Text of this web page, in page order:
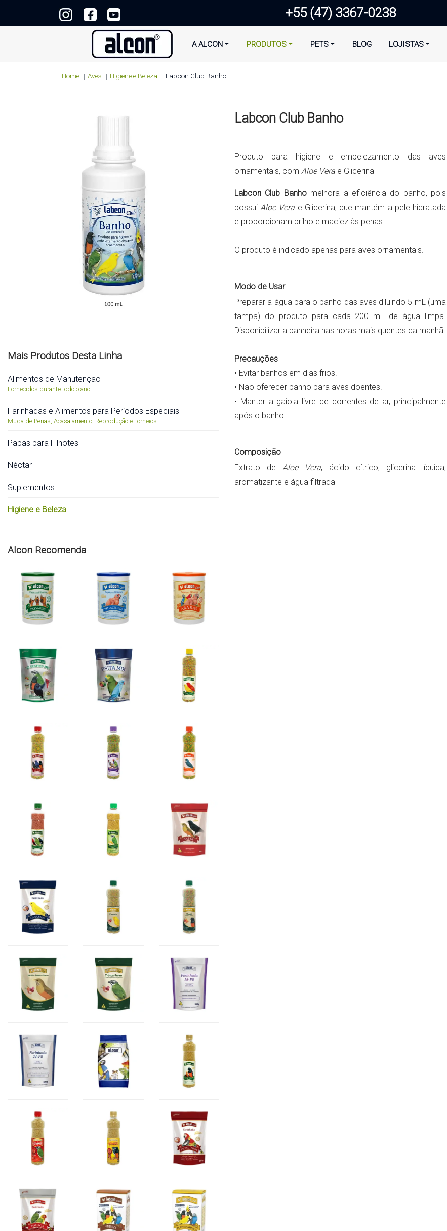
+55 (47) 3367-0238
A ALCON PRODUTOS PETS BLOG LOJISTAS
Home Aves Higiene e Beleza Labcon Club Banho
Mais Produtos Desta Linha
Alimentos de Manutenção
Fornecidos durante todo o ano
Farinhadas e Alimentos para Períodos Especiais
Muda de Penas, Acasalamento, Reprodução e Torneios
Papas para Filhotes
Néctar
Suplementos
Higiene e Beleza
Alcon Recomenda
Labcon Club Banho
Produto para higiene e embelezamento das aves
ornamentais, com Aloe Vera e Glicerina
Labcon Club Banhomelhora a eficiência do banho, pois
possuiAloe Vera e Glicerina, que mantém a pele hidratada
e proporcionam brilho e maciez às penas.
O produto é indicado apenas para aves ornamentais.
Modo de Usar
Preparar a água para o banho das aves diluindo 5 mL (uma
tampa) do produto para cada 200 mL de água limpa.
Disponibilizar a banheira nas horas mais quentes da manhã.
Precauções
• Evitar banhos em dias frios.
• Não oferecer banho para aves doentes.
• Manter a gaiola livre de correntes de ar, principalmente
após o banho.
Composição
Extrato de Aloe Vera, ácido cítrico, glicerina líquida,
aromatizante e água filtrada